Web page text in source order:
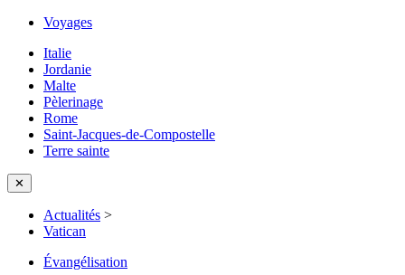
Voyages
Italie
Jordanie
Malte
Pèlerinage
Rome
Saint-Jacques-de-Compostelle
Terre sainte
✕
Actualités >
Vatican
Évangélisation